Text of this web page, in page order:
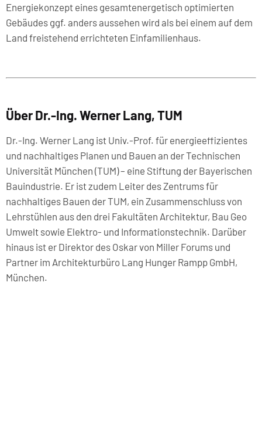
Energiekonzept eines gesamtenergetisch optimierten
Gebäudes ggf. anders aussehen wird als bei einem auf dem
Land freistehend errichteten Einfamilienhaus.
Über Dr.-Ing. Werner Lang, TUM
Dr.-Ing. Werner Lang ist Univ.-Prof. für energieeffizientes
und nachhaltiges Planen und Bauen an der Technischen
Universität München (TUM) – eine Stiftung der Bayerischen
Bauindustrie. Er ist zudem Leiter des Zentrums für
nachhaltiges Bauen der TUM, ein Zusammenschluss von
Lehrstühlen aus den drei Fakultäten Architektur, Bau Geo
Umwelt sowie Elektro- und Informationstechnik. Darüber
hinaus ist er Direktor des Oskar von Miller Forums und
Partner im Architekturbüro Lang Hunger Rampp GmbH,
München.